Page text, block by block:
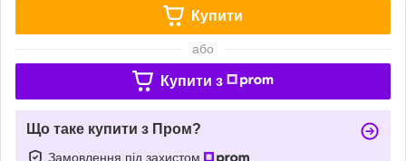
Купити
або
Купити з
Що таке купити з Пром?
Замовлення під захистом